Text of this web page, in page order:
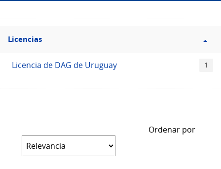
Filtro
Licencias
Licencias
Licencia de DAG de Uruguay 1
Ordenar por